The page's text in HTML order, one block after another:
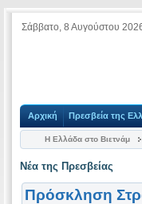
Σάββατο, 8 Αυγούστου
Αρχική Πρεσβεία της
Η Ελλάδα στο Βιετνάμ
Νέα της Πρεσβείας
Πρόσκληση